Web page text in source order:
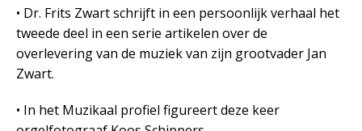
• Dr. Frits Zwart schrijft in een persoonlijk verhaal het
tweede deel in een serie artikelen over de
overlevering van de muziek van zijn grootvader Jan
Zwart.
• In het Muzikaal profiel figureert deze keer